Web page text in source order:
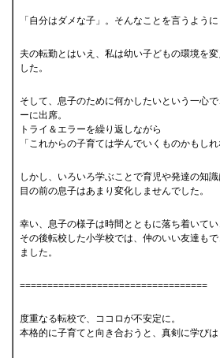
「自分はダメな子」。そんなことを言うように
夫の転勤とはいえ、私は幼い子どもの環境を
した。
そして、息子のために何かしたいという一心
ーに出席。
トライ＆エラーを繰り返しながら
「これからの子育ては学んでいくものかもし
しかし、いろいろ学ぶことで育児や発達の知
目の前の息子はあまり変化しませんでした。
幸い、息子の様子は時間とともに落ち着いてい
その後転校した小学校では、仲のいい友達も
ました。
==================================
度重なる転校で、ココロが不安定に。
本格的に子育てと向き合おうと、真剣に学びは